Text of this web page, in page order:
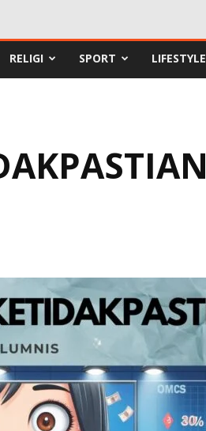
RELIGI SPORT LIFESTYLE